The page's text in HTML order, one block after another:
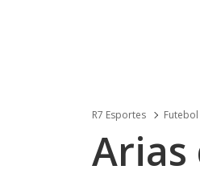
R7 Esportes Futebol
Arias